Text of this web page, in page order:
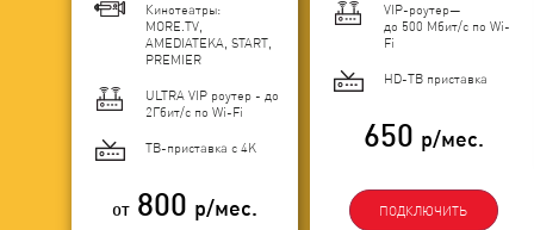
Кинотеатры:
MORE.TV,
AMEDIATEKA, START,
PREMIER
ULTRA VIP роутер - до
2Гбит/c по Wi-Fi
ТВ-приставка с 4K
от 800 р/мес.
VIP-роутер—
до 500 Мбит/с по Wi-
Fi
HD-ТВ приставка
650 р/мес.
ПОДКЛЮЧИТЬ